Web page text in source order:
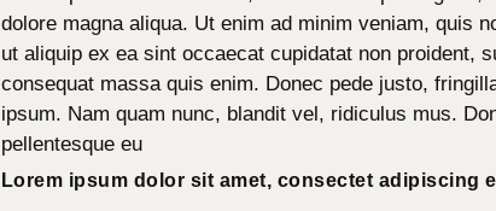
dolore magna aliqua. Ut enim ad minim veniam, quis
ut aliquip ex ea sint occaecat cupidatat non proident,
consequat massa quis enim. Donec pede justo,
ipsum. Nam quam nunc, blandit vel, ridiculus mus.
pellentesque eu
Lorem ipsum dolor sit amet, consectet adipiscing